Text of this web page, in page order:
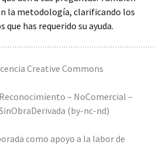
la metodología, clarificando los
has requerido su ayuda.
Creative Commons
Reconocimiento – NoComercial –
(by-nc-nd)
como apoyo a la labor de